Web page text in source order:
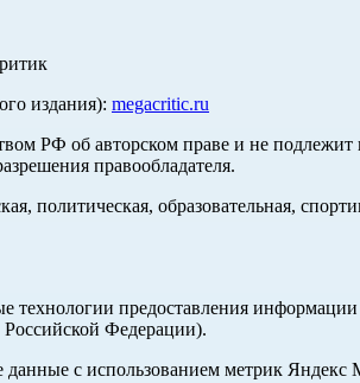
издания): megacritic.ru
РФ об авторском праве и не
правообладателя.
образовательная,
предоставления информации
Российской Федерации).
с использованием метрик Яндекс